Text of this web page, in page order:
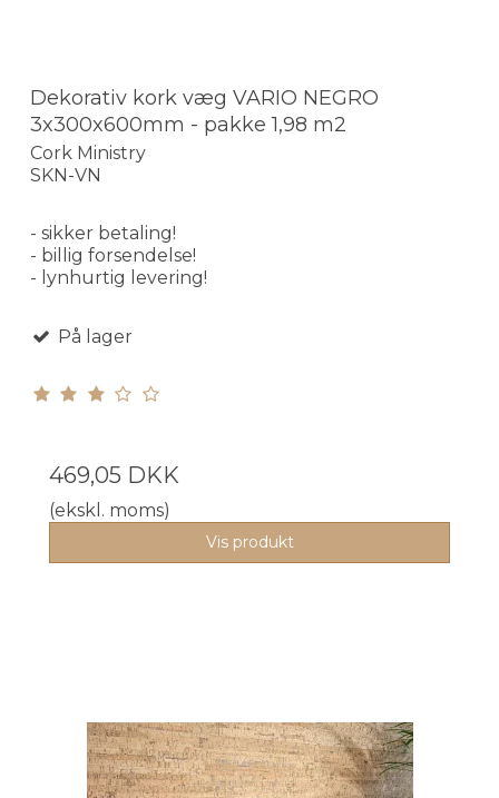
Dekorativ kork væg VARIO NEGRO
3x300x600mm - pakke 1,98 m2
Cork Ministry
SKN-VN
- sikker betaling!
- billig forsendelse!
- lynhurtig levering!
På lager
469,05 DKK
(ekskl. moms)
Vis produkt